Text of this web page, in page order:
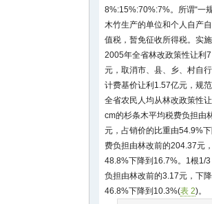
8%:15%:70%:7%。所谓“一
木竹生产的单位和个人自产
值税，暂免征收所得税。实
2005年全省林改政策性让利
元，取消市、县、乡、村自
计费基价让利1.57亿元，规
全省农民人均从林改政策性
cm的杉条木平均税费负担由
元，占销价的比重由54.9%
费负担由林改前的204.37元
48.8%下降到16.7%。1根1/
负担由林改前的3.17元，下
46.8%下降到10.3%(表 2)。